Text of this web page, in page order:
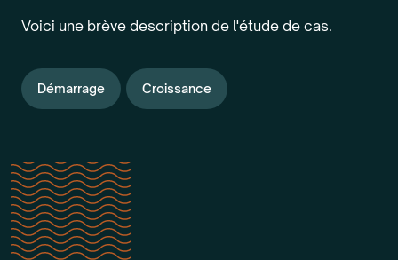
Voici une brève description de l'étude de cas.
Démarrage Croissance